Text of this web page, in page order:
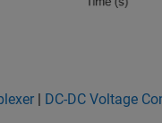
| DC-DC Voltage